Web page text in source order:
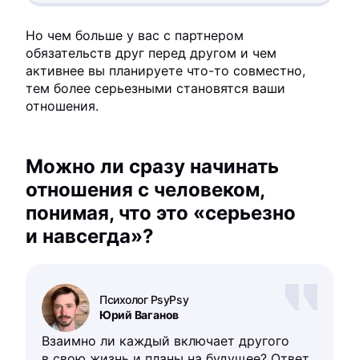
Но чем больше у вас с партнером
обязательств друг перед другом и чем
активнее вы планируете что-то совместно,
тем более серьезными становятся ваши
отношения.
Можно ли сразу начинать
отношения с человеком,
понимая, что это «серьезно
и навсегда»?
Юрий Ваганов
Психолог PsyPsy
Взаимно ли каждый включает другого